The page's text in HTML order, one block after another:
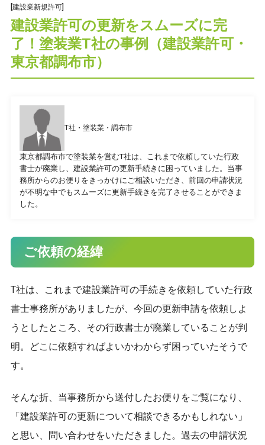
[建設業新規許可]
建設業許可の更新をスムーズに完
了！塗装業T社の事例（建設業許可・
東京都調布市）
T社・塗装業・調布市
東京都調布市で塗装業を営むT社は、これまで依頼していた行政
書士が廃業し、建設業許可の更新手続きに困っていました。当事
務所からのお便りをきっかけにご相談いただき、前回の申請状況
が不明な中でもスムーズに更新手続きを完了させることができま
した。
ご依頼の経緯
T社は、これまで建設業許可の手続きを依頼していた行政
書士事務所がありましたが、今回の更新申請を依頼しよ
うとしたところ、その行政書士が廃業していることが判
明。どこに依頼すればよいかわからず困っていたそうで
す。
そんな折、当事務所から送付したお便りをご覧になり、
「建設業許可の更新について相談できるかもしれない」
と思い、問い合わせをいただきました。過去の申請状況
遺言書作成サポート
後見手続きサポート
プライバシーポリシー
CONTACT
お問合せ
ご質問やご相談がございましたら、お気軽にお問合せく
ださい。
042-452-5423
9時～18時（土日祝日は定休日）